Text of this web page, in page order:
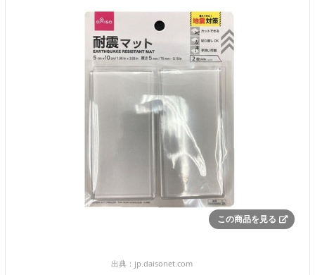
この商品を見る
出典： jp.daisonet.com